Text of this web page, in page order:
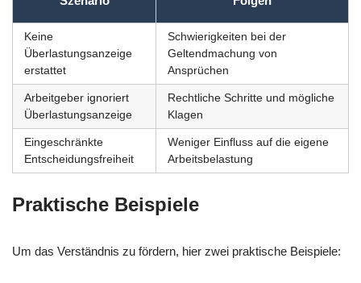
Keine
Überlastungsanzeige
erstattet
Schwierigkeiten bei der
Geltendmachung von
Ansprüchen
Arbeitgeber ignoriert
Überlastungsanzeige
Rechtliche Schritte und mögliche
Klagen
Eingeschränkte
Entscheidungsfreiheit
Weniger Einfluss auf die eigene
Arbeitsbelastung
Praktische Beispiele
Um das Verständnis zu fördern, hier zwei praktische Beispiele: